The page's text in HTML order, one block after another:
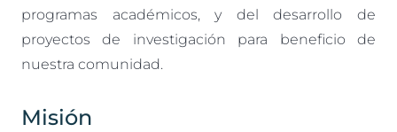
programas académicos, y del desarrollo de
proyectos de investigación para beneficio de
nuestra comunidad.
Misión